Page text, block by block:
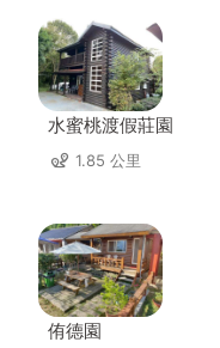
水蜜桃渡假莊園
1.85 公里
侑德園